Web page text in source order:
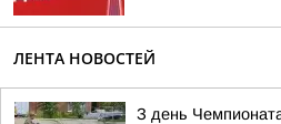
ЛЕНТА НОВОСТЕЙ
З день